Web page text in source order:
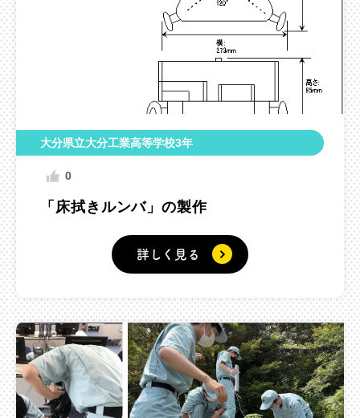
大分県立大分工業高等学校3年
0
「床拭きルンバ」の製作
詳しく見る